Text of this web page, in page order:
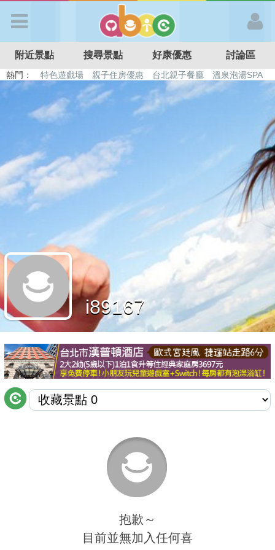
APP登入
首 頁
搜尋景點
好康優惠
最新留言
商家合作
推薦景點
討論區
聯絡我們
附近景點 搜尋景點 好康優惠 討論區
熱門： 特色遊戲場 親子住房優惠 台北親子餐廳
溫泉泡湯SPA
溜滑梯民宿
觀光工廠 日本親子景點
i89167
抱歉～
目前並無加入任何喜